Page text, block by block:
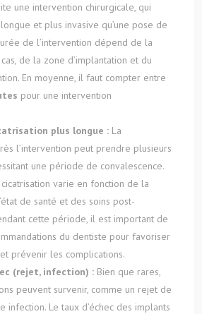
une intervention chirurgicale, qui
et plus invasive qu’une pose de
de l’intervention dépend de la
de la zone d’implantation et du
En moyenne, il faut compter entre
pour une intervention
plus longue : La
l’intervention peut prendre plusieurs
une période de convalescence.
varie en fonction de la
de santé et des soins post-
cette période, il est important de
du dentiste pour favoriser
prévenir les complications.
(rejet, infection) : Bien que rares,
peuvent survenir, comme un rejet de
infection. Le taux d’échec des implants